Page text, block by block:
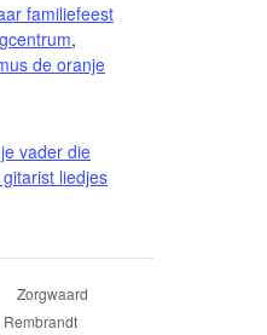
familiefeest
,
de oranje
vader die
liedjes
Zorgwaard
Rembrandt